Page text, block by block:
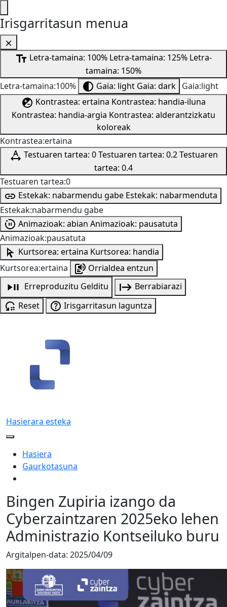
Irisgarritasun menua
Letra-tamaina: 100% Letra-tamaina: 125% Letra-
tamaina: 150%
Letra-tamaina:100%
Gaia: light Gaia: dark Gaia:light
Kontrastea: ertaina Kontrastea: handia-iluna
Kontrastea: handia-argia Kontrastea: alderantzizkatu
koloreak
Kontrastea:ertaina
Testuaren tartea: 0 Testuaren tartea: 0.2 Testuaren
tartea: 0.4
Testuaren tartea:0
Estekak: nabarmendu gabe Estekak: nabarmenduta
Estekak:nabarmendu gabe
Animazioak: abian Animazioak: pausatuta
Animazioak:pausatuta
Kurtsorea: ertaina Kurtsorea: handia
Kurtsorea:ertaina
Orrialdea entzun
Erreproduzitu Gelditu
Berrabiarazi
Reset
Irisgarritasun laguntza
Hasierara esteka
Hasiera
Gaurkotasuna
Bingen Zupiria izango da
Cyberzaintzaren 2025eko lehen
Administrazio Kontseiluko buru
Argitalpen-data: 2025/04/09